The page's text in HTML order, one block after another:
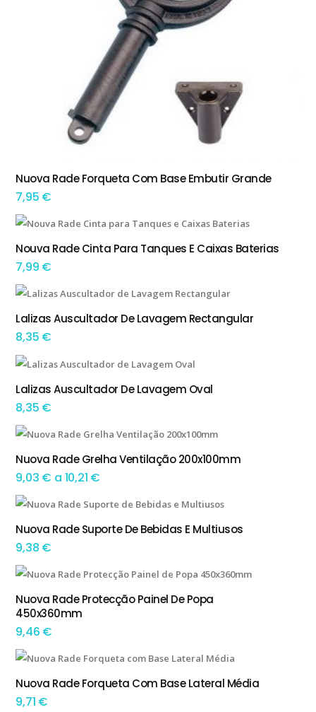
ADICIONAR
Nuova Rade Forqueta Com Base Embutir Grande
7,95 €
ADICIONAR
Nouva Rade Cinta Para Tanques E Caixas Baterias
7,99 €
ADICIONAR
Lalizas Auscultador De Lavagem Rectangular
8,35 €
ADICIONAR
Lalizas Auscultador De Lavagem Oval
8,35 €
TEM OPÇÕES
Nuova Rade Grelha Ventilação 200x100mm
9,03 € a 10,21 €
range:
9,03 €
10,21 €
TEM OPÇÕES
Nuova Rade Suporte De Bebidas E Multiusos
9,38 €
TEM OPÇÕES
Nuova Rade Protecção Painel De Popa
450x360mm
9,46 €
ADICIONAR
Nuova Rade Forqueta Com Base Lateral Média
9,71 €